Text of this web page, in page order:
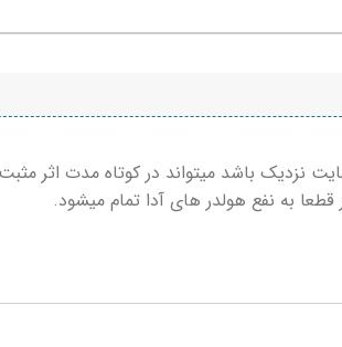
نزدیک باشد میتواند در کوتاه مدت اثر
قطعا به نفع هولدر های آدا تمام میشود.